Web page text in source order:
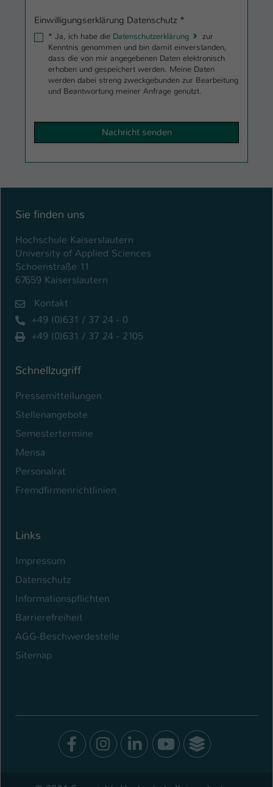
Einwilligungserklärung Datenschutz *
* Ja, ich habe die Datenschutzerklärung
Kenntnis genommen und bin damit einverstanden,
dass die von mir angegebenen Daten elektronisch
erhoben und gespeichert werden. Meine Daten
werden dabei streng zweckgebunden zur Bearbeitung
und Beantwortung meiner Anfrage genutzt.
Sie finden uns
Hochschule Kaiserslautern
University of Applied Sciences
Schoenstraße 11
67659 Kaiserslautern
Kontakt
+49 (0)631 / 37 24 - 0
+49 (0)631 / 37 24 - 2105
Schnellzugriff
Pressemitteilungen
Stellenangebote
Semestertermine
Mensa
Personalrat
Fremdfirmenrichtlinien
Links
Impressum
Datenschutz
Informationspflichten
Barrierefreiheit
AGG-Beschwerdestelle
Sitemap
Facebook
Instagram
LinkedIn
Youtube